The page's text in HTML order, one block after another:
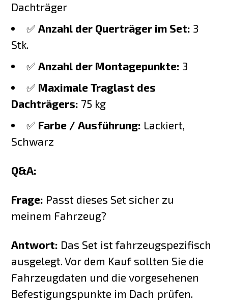
Dachträger
✅ Anzahl der Querträger im Set: 3
Stk.
✅ Anzahl der Montagepunkte: 3
✅ Maximale Traglast des
Dachträgers: 75 kg
✅ Farbe / Ausführung: Lackiert,
Schwarz
Q&A:
Frage: Passt dieses Set sicher zu
meinem Fahrzeug?
Antwort: Das Set ist fahrzeugspezifisch
ausgelegt. Vor dem Kauf sollten Sie die
Fahrzeugdaten und die vorgesehenen
Befestigungspunkte im Dach prüfen.